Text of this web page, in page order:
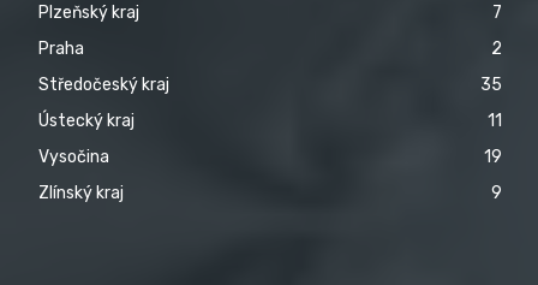
Plzeňský kraj
7
Praha
2
Středočeský kraj
35
Ústecký kraj
11
Vysočina
19
Zlínský kraj
9